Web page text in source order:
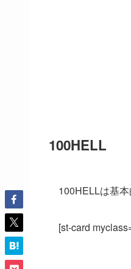
100HELL
100HELLは基
[st-card